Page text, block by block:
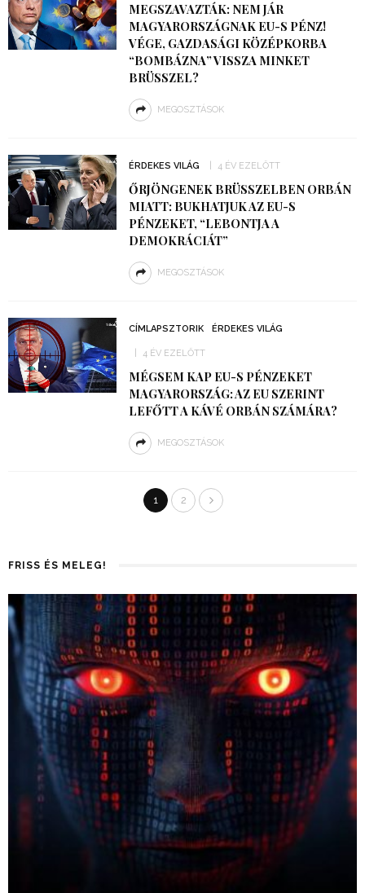
MEGSZAVAZTÁK: NEM JÁR
MAGYARORSZÁGNAK EU-S PÉNZ!
VÉGE, GAZDASÁGI KÖZÉPKORBA
“BOMBÁZNA” VISSZA MINKET
BRÜSSZEL?
MEGOSZTÁSOK
ÉRDEKES VILÁG 4 ÉV EZELŐTT
ŐRJÖNGENEK BRÜSSZELBEN ORBÁN
MIATT: BUKHATJUK AZ EU-S
PÉNZEKET, “LEBONTJA A
DEMOKRÁCIÁT”
MEGOSZTÁSOK
CÍMLAPSZTORIK ÉRDEKES VILÁG
4 ÉV EZELŐTT
MÉGSEM KAP EU-S PÉNZEKET
MAGYARORSZÁG: AZ EU SZERINT
LEFŐTT A KÁVÉ ORBÁN SZÁMÁRA?
MEGOSZTÁSOK
1 2
FRISS ÉS MELEG!